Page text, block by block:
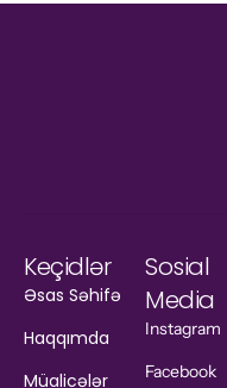
Keçidlər
Əsas Səhifə
Haqqımda
Müalicələr
Sosial
Media
Instagram
Facebook